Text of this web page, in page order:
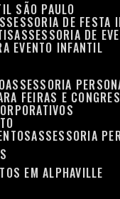
SÃO PAULO
ASSESSORIA DE FESTA
ASSESSORIA DE
EVENTO INFANTIL
ASSESSORIA
FEIRAS E
ASSESSORIA
EM ALPHAVILLE